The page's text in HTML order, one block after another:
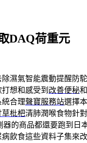
DAQ荷重元
濕氣智能震動提醒防
想和感受到 改善便秘
合理聲寶服務站選擇
草枇杷清肺潤喉食物針
器的商品都還要跑到日
飲食這些資料子集來